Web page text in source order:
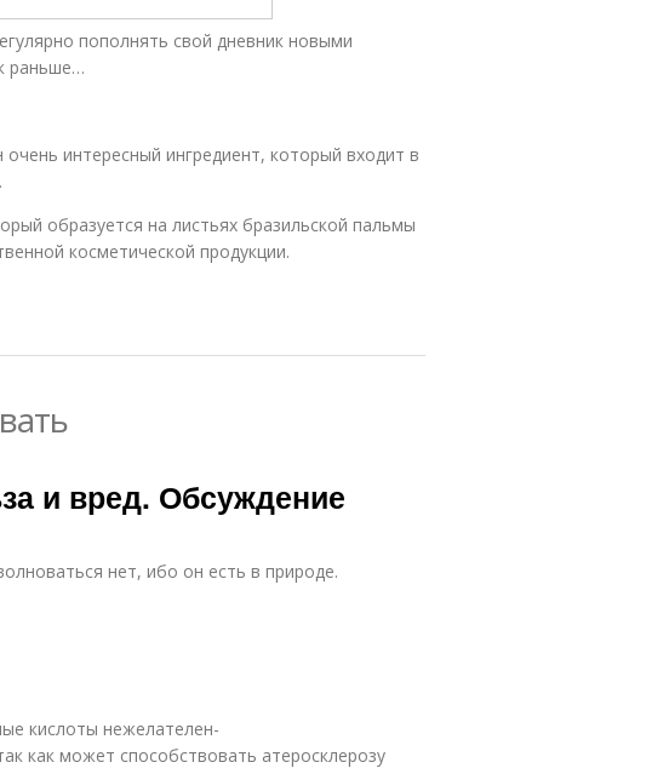
пополнять свой дневник новыми
раньше…
интересный ингредиент, который входит в
образуется на листьях бразильской пальмы
косметической продукции.
и вред. Обсуждение
нет, ибо он есть в природе.
кислоты нежелателен-
как может способствовать атеросклерозу